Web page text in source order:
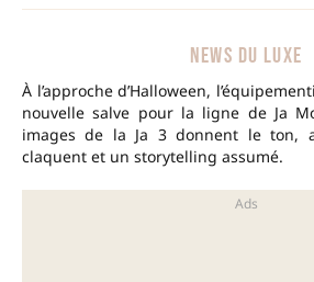
NEWS DU LUXE
À l’approche d’Halloween,
nouvelle salve pour la ligne de Ja
images de la Ja 3 donnent le ton,
claquent et un storytelling assumé.